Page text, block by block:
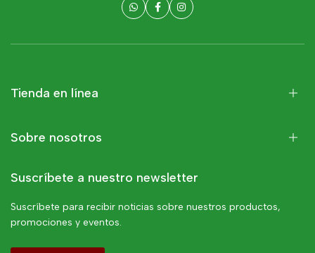
Tienda en línea
Sobre nosotros
Suscríbete a nuestro newsletter
Suscríbete para recibir noticias sobre nuestros productos,
promociones y eventos.